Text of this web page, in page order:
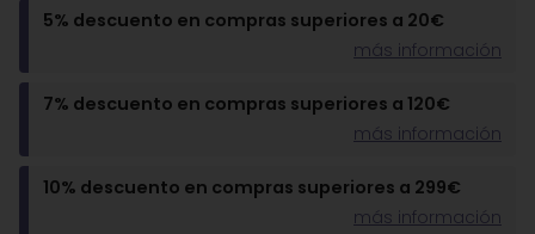
5% descuento en compras superiores a 20€
más información
7% descuento en compras superiores a 120€
más información
10% descuento en compras superiores a 299€
más información